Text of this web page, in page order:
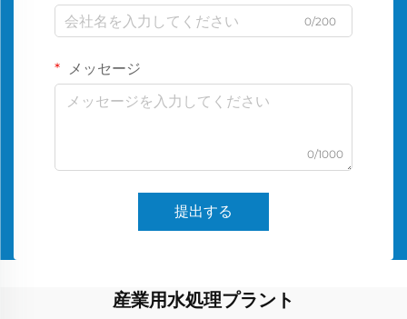
0/200
メッセージ
0/1000
提出する
産業用水処理プラント